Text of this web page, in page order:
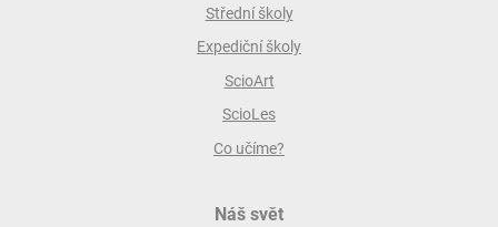
Střední školy
Expediční školy
ScioArt
ScioLes
Co učíme?
Náš svět